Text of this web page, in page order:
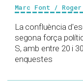
Marc Font /
La confluència
segona força
S, amb entre 20 i
enquestes